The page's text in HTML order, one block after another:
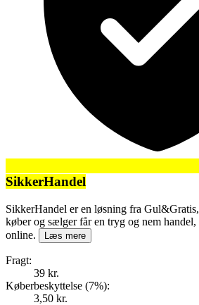
SikkerHandel
SikkerHandel er en løsning fra
køber og sælger får en tryg og nem
online.
Læs mere
Fragt:
39 kr.
Køberbeskyttelse (7%):
3,50 kr.